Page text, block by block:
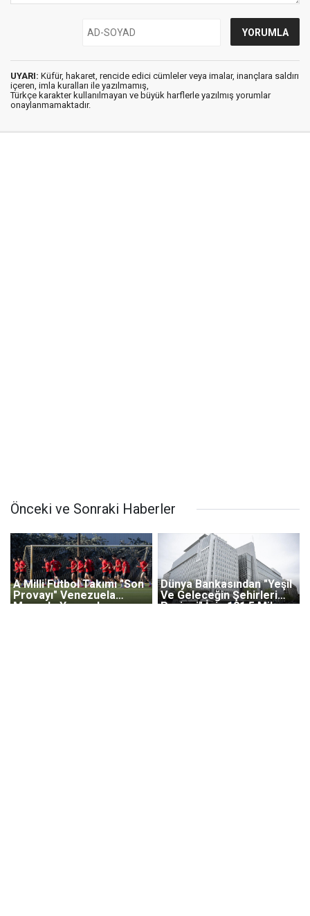
UYARI: Küfür, hakaret, rencide edici cümleler veya imalar, inançlara saldırı
içeren, imla kuralları ile yazılmamış,
Türkçe karakter kullanılmayan ve büyük harflerle yazılmış yorumlar
onaylanmamaktadır.
Önceki ve Sonraki Haberler
A Milli Futbol Takımı "Son
Provayı" Venezuela
Maçında Yapacak
Dünya Bankasından "Yeşil
Ve Geleceğin Şehirleri
Projesi" İçin 191,5 Milyon